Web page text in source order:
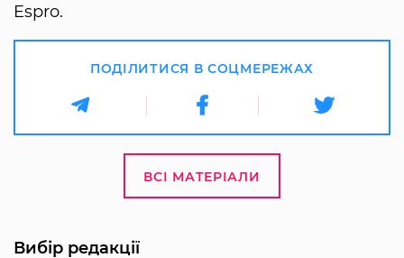
Espro.
ПОДІЛИТИСЯ В СОЦМЕРЕЖАХ
ВСІ МАТЕРІАЛИ
Вибір редакції